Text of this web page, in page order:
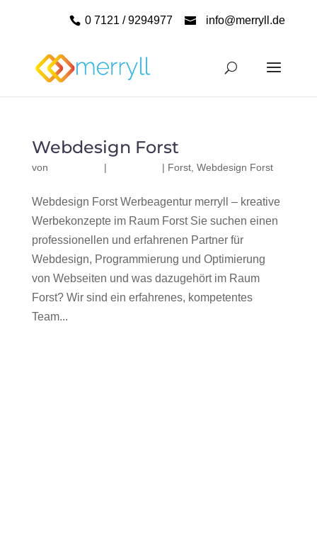
0 7121 / 9294977 info@merryll.de
Webdesign Forst
von | | Forst, Webdesign Forst
Webdesign Forst Werbeagentur merryll – kreative
Werbekonzepte im Raum Forst Sie suchen einen
professionellen und erfahrenen Partner für
Webdesign, Programmierung und Optimierung
von Webseiten und was dazugehört im Raum
Forst? Wir sind ein erfahrenes, kompetentes
Team...